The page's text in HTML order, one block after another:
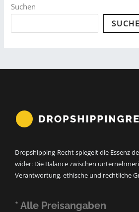
Suchen
Dropshipping-Recht spiegelt die Essenz
wider: Die Balance zwischen
Verantwortung, ethische und rechtliche
* Alle Preisangaben